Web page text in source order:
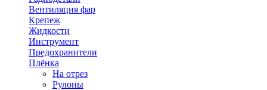
Вентиляция фар
Крепеж
Жидкости
Инструмент
Предохранители
Плёнка
На отрез
Рулоны